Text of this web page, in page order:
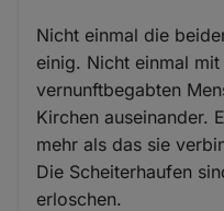
Nicht einmal die
einig. Nicht einmal
vernunftbegabten
Kirchen auseinander.
mehr als das sie
Die Scheiterhaufen
erloschen.